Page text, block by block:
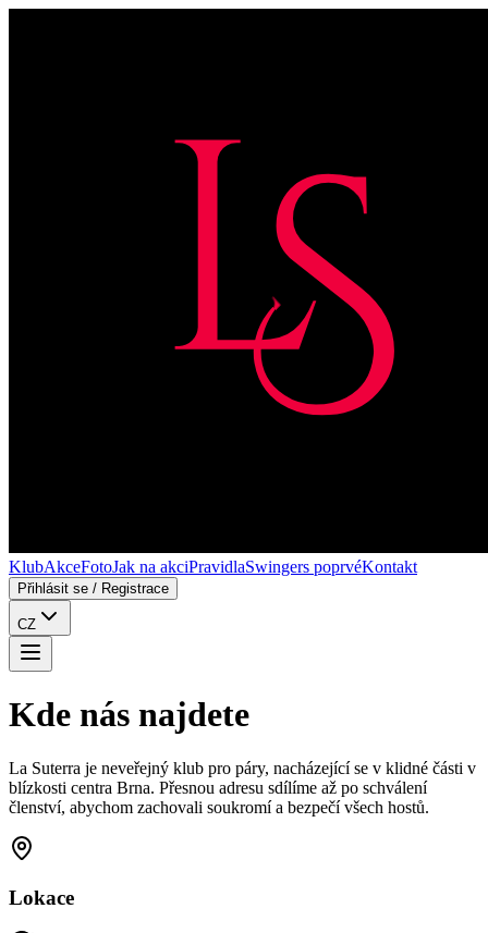
KlubAkceFotoJak na akciPravidlaSwingers poprvéKontakt
Přihlásit se / Registrace
CZ
Kde nás najdete
La Suterra je neveřejný klub pro páry, nacházející se v klidné části v
blízkosti centra Brna. Přesnou adresu sdílíme až po schválení
členství, abychom zachovali soukromí a bezpečí všech hostů.
Lokace